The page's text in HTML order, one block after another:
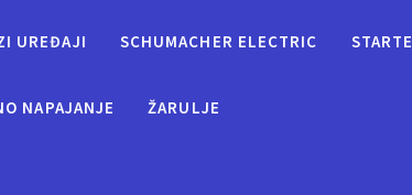
UREĐAJI SCHUMACHER ELECTRIC
NAPAJANJE ŽARULJE